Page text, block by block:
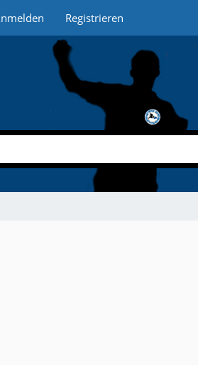
Registrieren